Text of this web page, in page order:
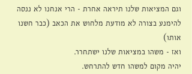
וגם המציאות שלנו תיראה אחרת - הרי אנחנו לא ננסה
להימנע בצורה לא מודעת מלחוש את הכאב (כבר חשנו
אותו)
ואז - משהו במציאות שלנו ישתחרר.
יהיה מקום למשהו חדש להתרחש.